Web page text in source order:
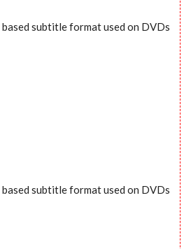
subtitle format used on DVDs
subtitle format used on DVDs